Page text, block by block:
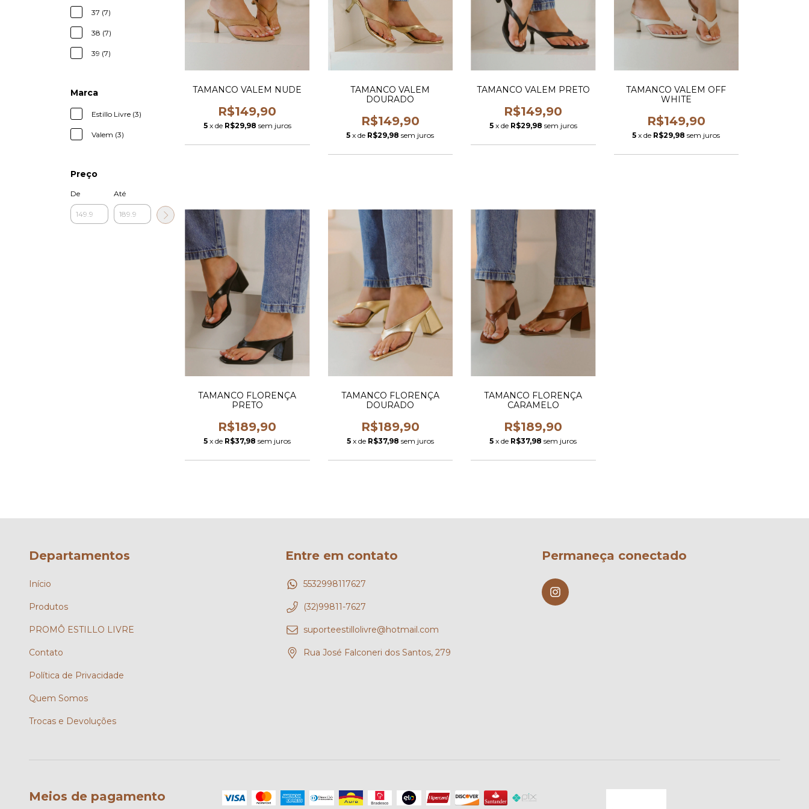
37 (7)
38 (7)
39 (7)
Marca
Estillo Livre (3)
Valem (3)
Preço
De Até
TAMANCO VALEM NUDE
R$149,90
5 x de R$29,98 sem juros
TAMANCO VALEM
DOURADO
R$149,90
5 x de R$29,98 sem juros
TAMANCO VALEM PRETO
R$149,90
5 x de R$29,98 sem juros
TAMANCO VALEM OFF
WHITE
R$149,90
5 x de R$29,98 sem juros
TAMANCO FLORENÇA
PRETO
R$189,90
5 x de R$37,98 sem juros
TAMANCO FLORENÇA
DOURADO
R$189,90
5 x de R$37,98 sem juros
TAMANCO FLORENÇA
CARAMELO
R$189,90
5 x de R$37,98 sem juros
Departamentos
Início
Produtos
PROMÔ ESTILLO LIVRE
Contato
Política de Privacidade
Quem Somos
Trocas e Devoluções
Entre em contato
5532998117627
(32)99811-7627
suporteestillolivre@hotmail.com
Rua José Falconeri dos Santos, 279
Permaneça conectado
Meios de pagamento